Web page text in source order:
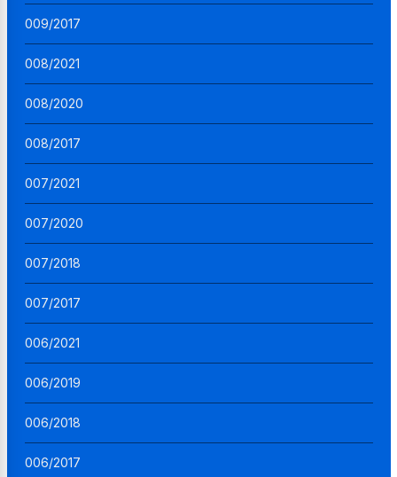
009/2017
008/2021
008/2020
008/2017
007/2021
007/2020
007/2018
007/2017
006/2021
006/2019
006/2018
006/2017